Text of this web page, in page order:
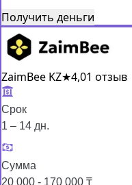
Получить деньги
ZaimBee KZ★4,01 отзыв
Срок
1 – 14 дн.
Сумма
20 000 - 170 000 ₸